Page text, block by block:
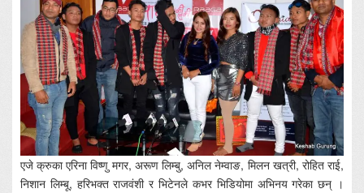
एजे क्रुका एरिना विष्णु मगर, अरूण लिम्बु, अनिल नेम्वाङ, मिलन खत्री, रोहित राई,
निशान लिम्बू, हरिभक्त राजवंशी र भिटेनले कभर भिडियोमा अभिनय गरेका छन् ।